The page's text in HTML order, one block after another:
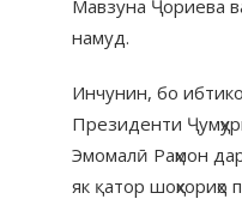
Мавзуна Ҷориева
намуд.
Инчунин, бо
Президенти
Эмомалӣ Раҳмон
як қатор